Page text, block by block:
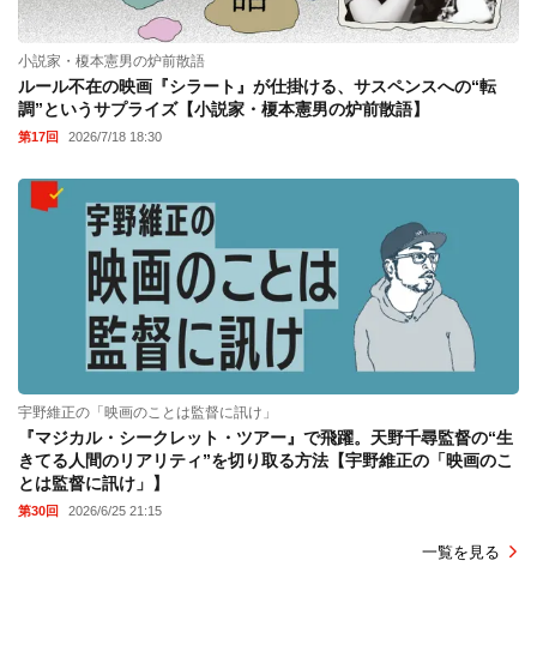
小説家・榎本憲男の炉前散語
ルール不在の映画『シラート』が仕掛ける、サスペンスへの“転
調”というサプライズ【小説家・榎本憲男の炉前散語】
第17回 2026/7/18 18:30
宇野維正の「映画のことは監督に訊け」
『マジカル・シークレット・ツアー』で飛躍。天野千尋監督の“生
きてる人間のリアリティ”を切り取る方法【宇野維正の「映画のこ
とは監督に訊け」】
第30回 2026/6/25 21:15
一覧を見る